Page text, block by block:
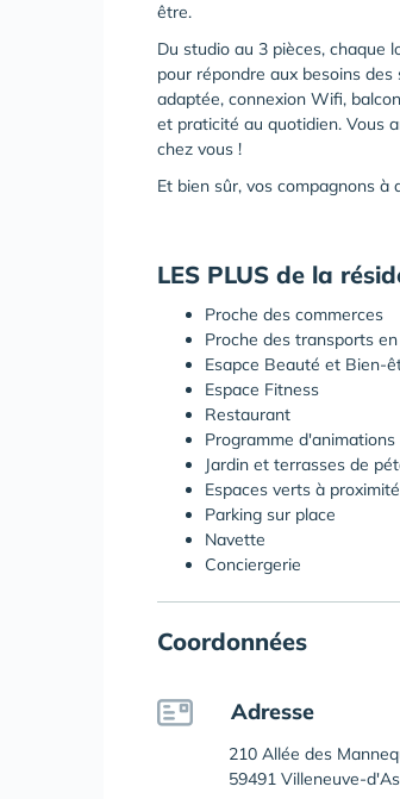
être.
Du studio au 3 pièces, chaque
pour répondre aux besoins
adaptée, connexion Wifi,
et praticité au quotidien. Vous
chez vous !
Et bien sûr, vos compagnons
LES PLUS de la
Proche des commerces
Proche des transports
Esapce Beauté et Bien-
Espace Fitness
Restaurant
Programme d'animations
Jardin et terrasses de
Espaces verts à proximité
Parking sur place
Navette
Conciergerie
Coordonnées
Adresse
210 Allée des
59491 Villeneuve-